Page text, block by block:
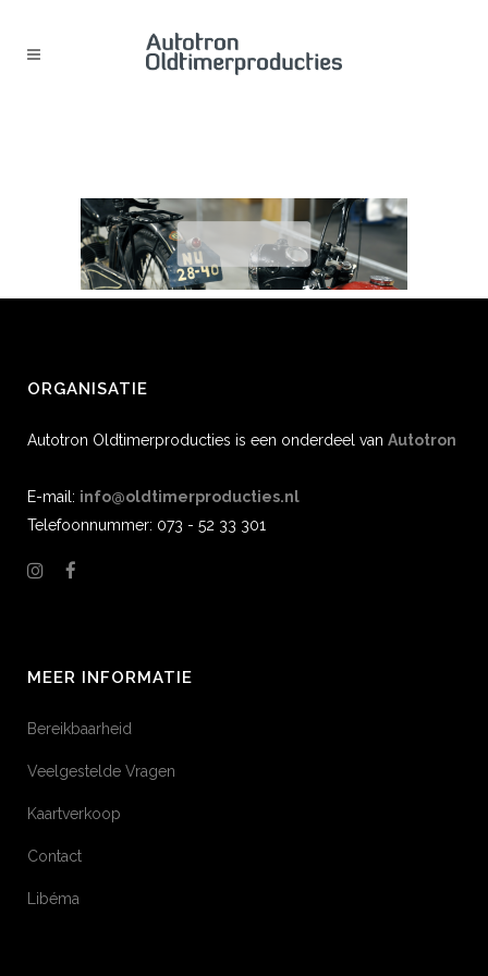
ORGANISATIE
Autotron Oldtimerproducties is een onderdeel van Autotron
E-mail: info@oldtimerproducties.nl
Telefoonnummer: 073 - 52 33 301
MEER INFORMATIE
Bereikbaarheid
Veelgestelde Vragen
Kaartverkoop
Contact
Libéma